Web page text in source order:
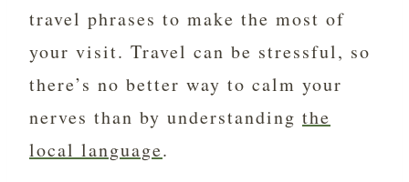
travel phrases to make the most of
your visit. Travel can be stressful, so
there’s no better way to calm your
nerves than by understanding the
local language.